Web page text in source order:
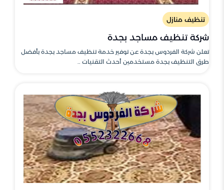
تنظيف منازل
شركة تنظيف مساجد بجدة
تعلن شركة الفردوس بجدة عن توفير خدمة تنظيف مساجد بجدة بأفضل
طرق التنظيف بجدة مستخدمين أحدث التقنيات ..